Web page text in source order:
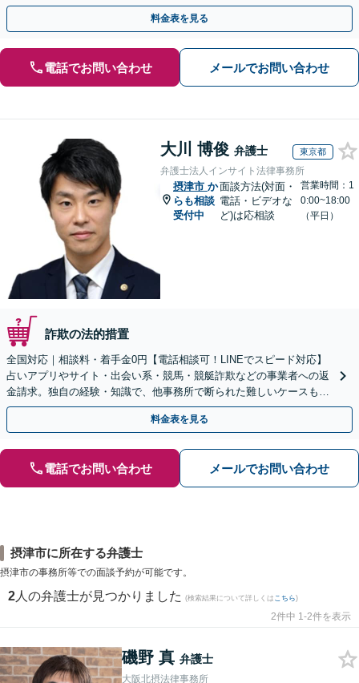
のみで解決も可能！
料金表を見る
電話でお問い合わせ メールでお問い合わせ
大川 博俊 弁護士 東京都
弁護士法人インサイト法律事務所
摂津市 か
らも相談
受付中
面談方法(対面・
電話・ビデオな
ど)は応相談
営業時間：1
0:00~18:00
（平日）
詐欺の法的措置
全国対応｜相談料・着手金0円【電話相談可！LINEでスピード対応】
占いアプリやサイト・出会い系・競馬・競艇詐欺などの事業者への返
金請求。独自の経験・知識で、他事務所で断られた難しいケースも解
決に導いた実績あり。まずはお気軽にご相談ください
料金表を見る
電話でお問い合わせ メールでお問い合わせ
摂津市に所在する弁護士
摂津市の事務所等での面談予約が可能です。
2 人の弁護士が見つかりました (検索結果について詳しくは こちら)
2件中 1-2件を表示
磯野 真 弁護士
大阪北摂法律事務所